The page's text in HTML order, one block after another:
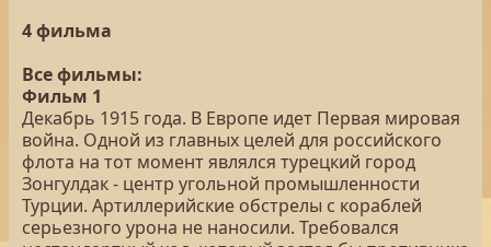
4 фильма
Все фильмы:
Фильм 1
Декабрь 1915 года. В Европе идет Первая мировая
война. Одной из главных целей для российского
флота на тот момент являлся турецкий город
Зонгулдак - центр угольной промышленности
Турции. Артиллерийские обстрелы с кораблей
серьезного урона не наносили. Требовался